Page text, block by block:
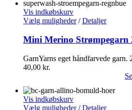
Vis indkøbskurv
Vælg muligheder/ Detaljer
Mini Merino Strømpegarn
GarnYarns eget håndfarvede garn.
40,00 kr.
Vis indkøbskurv
Vælg muligheder/ Detaljer